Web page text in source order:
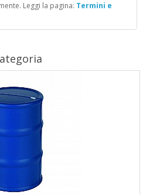
Leggi la pagina: Termini e